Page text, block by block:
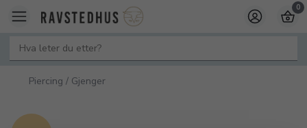
0
Piercing / Gjenger